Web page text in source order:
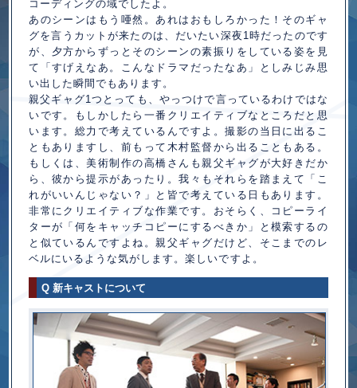
コーディングの域でしたよ。
あのシーンはもう唖然。あれはおもしろかった！そのギャ
グを言うカットが来たのは、だいたい深夜1時だったのです
が、夕方からずっとそのシーンの素振りをしている姿を見
て「すげえなあ。こんなドラマだったなあ」としみじみ思
い出した瞬間でもあります。
親父ギャグ1つとっても、やっつけで言っているわけではな
いです。もしかしたら一番クリエイティブなところだと思
います。総力で考えているんですよ。撮影の当日に出るこ
ともありますし、前もって木村監督から出ることもある。
もしくは、美術制作の高橋さんも親父ギャグが大好きだか
ら、彼から提示があったり。我々もそれらを踏まえて「こ
れがいいんじゃない？」と皆で考えている日もあります。
非常にクリエイティブな作業です。おそらく、コピーライ
ターが「何をキャッチコピーにするべきか」と模索するの
と似ているんですよね。親父ギャグだけど、そこまでのレ
ベルにいるような気がします。楽しいですよ。
Q 新キャストについて